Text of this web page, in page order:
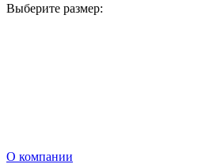
Выберите размер:
О компании